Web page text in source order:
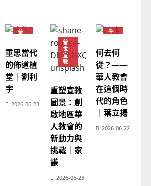
2024-01-09
2
普世宣教
福音未及之民的定義、現況
及反思｜葉大銘
2025-02-18
神學教育
宣教的整全使命｜王永信
2025-02-18
普
教
重思當代
的佈道植
堂｜劉利
宇
2026-06-23
普
世
宣
教
重塑宣教
圖景：創
啟地區華
人教會的
新動力與
挑戰｜家
謙
2026-06-23
全
人
教
會
普
世
宣
教
何去何
從？——
華人教會
在這個時
代的角色
｜葉立揚
2026-06-22